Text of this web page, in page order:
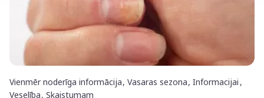
Vienmēr noderīga informācija Vasaras sezona Informacijai
Veselība Skaistumam